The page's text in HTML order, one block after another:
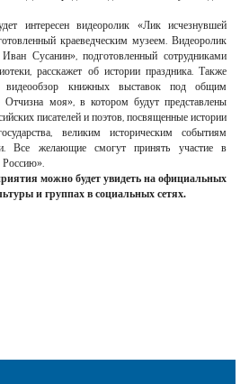
интересен видеоролик «Лик исчезнувшей
краеведческим музеем. Видеоролик
Сусанин», подготовленный сотрудниками
расскажет об истории праздника. Также
видеообзор книжных выставок под общим
Отчизна моя», в котором будут представлены
писателей и поэтов, посвященные истории
великим историческим событиям
Все желающие смогут принять участие в
Россию».
можно будет увидеть на официальных
и группах в социальных сетях.